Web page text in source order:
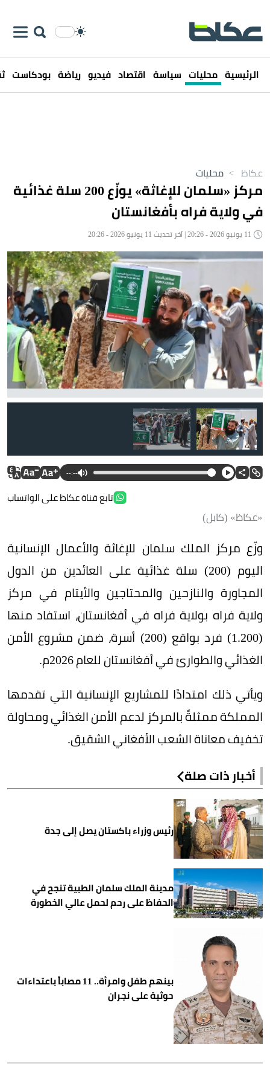
الرئيسية محليات سياسة اقتصاد فيديو رياضة بودكاست
عكاظ > محليات
مركز «سلمان للإغاثة» يوزّع 200 سلة غذائية
في ولاية فراه بأفغانستان
--:--
تابع قناة عكاظ على الواتساب
«عكاظ» (كابل)
وزّع مركز الملك سلمان للإغاثة والأعمال الإنسانية
اليوم (200) سلة غذائية على العائدين من الدول
المجاورة والنازحين والمحتاجين والأيتام في مركز
ولاية فراه بولاية فراه في أفغانستان، استفاد منها
(1.200) فرد بواقع (200) أسرة، ضمن مشروع الأمن
الغذائي والطوارئ في أفغانستان للعام 2026م.
ويأتي ذلك امتدادًا للمشاريع الإنسانية التي تقدمها
المملكة ممثلةً بالمركز لدعم الأمن الغذائي ومحاولة
تخفيف معاناة الشعب الأفغاني الشقيق.
أخبار ذات صلة
رئيس وزراء باكستان يصل إلى جدة
مدينة الملك سلمان الطبية تنجح في
الحفاظ على رحم لحمل عالي الخطورة
بينهم طفل وامرأة.. 11 مصاباً باعتداءات
حوثية على نجران